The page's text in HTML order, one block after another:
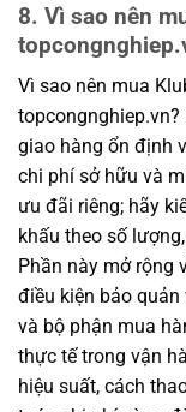
8. Vì sao nên
Vì sao nên mua
giao hàng ổn định
chi phí sở hữu và
ưu đãi riêng; hãy
khấu theo số
Phần này mở rộng
điều kiện bảo
và bộ phận mua
thực tế trong vận
hiệu suất, cách